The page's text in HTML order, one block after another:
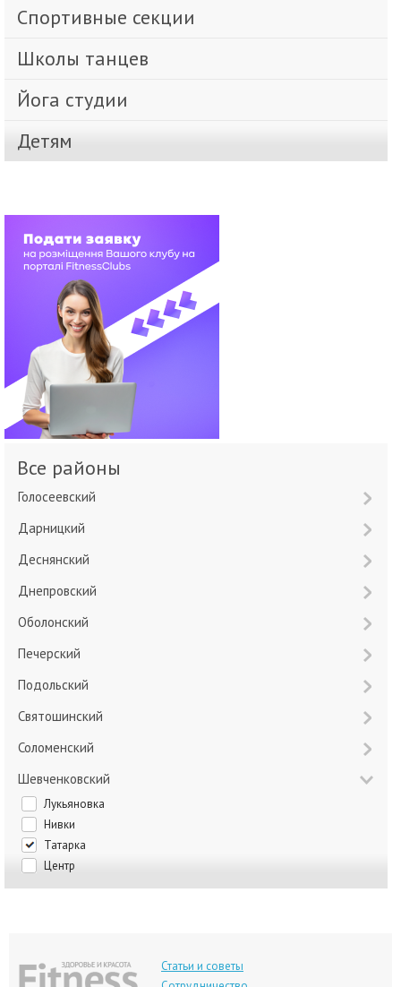
Спортивные секции
Школы танцев
Йога студии
Детям
Все районы
Голосеевский
Дарницкий
Деснянский
Днепровский
Оболонский
Печерский
Подольский
Святошинский
Соломенский
Шевченковский
Лукьяновка
Нивки
Татарка
Центр
Статьи и советы